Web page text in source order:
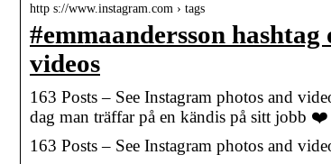
http s://www.instagram.com › tags
#emmaandersson
videos
163 Posts – See Instagram photos and
dag man träffar på en kändis på sitt jobb
163 Posts – See Instagram photos and